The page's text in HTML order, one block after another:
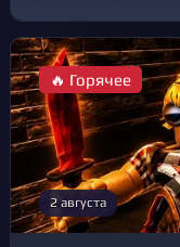
🔥 Горячее
2 августа